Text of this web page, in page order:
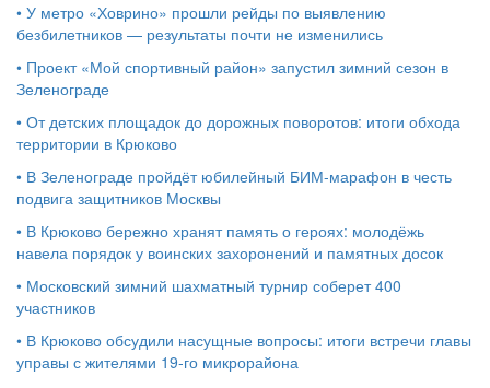
• У метро «Ховрино» прошли рейды по выявлению
безбилетников — результаты почти не изменились
• Проект «Мой спортивный район» запустил зимний сезон в
Зеленограде
• От детских площадок до дорожных поворотов: итоги обхода
территории в Крюково
• В Зеленограде пройдёт юбилейный БИМ‑марафон в честь
подвига защитников Москвы
• В Крюково бережно хранят память о героях: молодёжь
навела порядок у воинских захоронений и памятных досок
• Московский зимний шахматный турнир соберет 400
участников
• В Крюково обсудили насущные вопросы: итоги встречи главы
управы с жителями 19‑го микрорайона